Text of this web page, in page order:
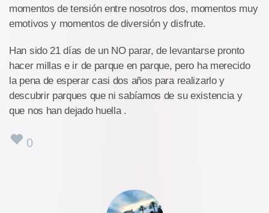
momentos de tensión entre nosotros dos, momentos muy
emotivos y momentos de diversión y disfrute.
Han sido 21 días de un NO parar, de levantarse pronto
hacer millas e ir de parque en parque, pero ha merecido
la pena de esperar casi dos años para realizarlo y
descubrir parques que ni sabíamos de su existencia y
que nos han dejado huella .
0